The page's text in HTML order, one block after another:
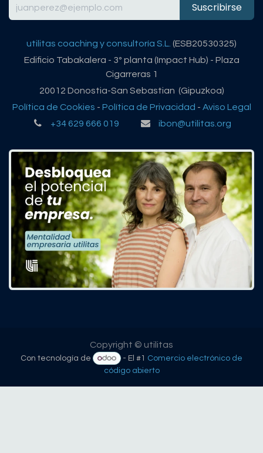
Suscribirse
utilitas coaching y consultoría S.L. (ESB20530325)
Edificio Tabakalera - 3º planta (Impact Hub) - Plaza
Cigarreras 1
20012 Donostia-San Sebastian (Gipuzkoa)
Política de Cookies - Política de Privacidad - Aviso Legal
+34 629 666 019
ibon@utilitas.org
Copyright © utilitas
Con tecnología de - El #1 Comercio electrónico de
código abierto